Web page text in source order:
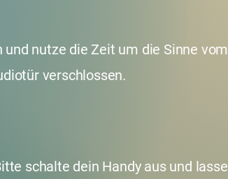
nutze die Zeit um die Sinne vom
verschlossen.
schalte dein Handy aus und lasse